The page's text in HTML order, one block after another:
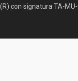
con signatura TA-